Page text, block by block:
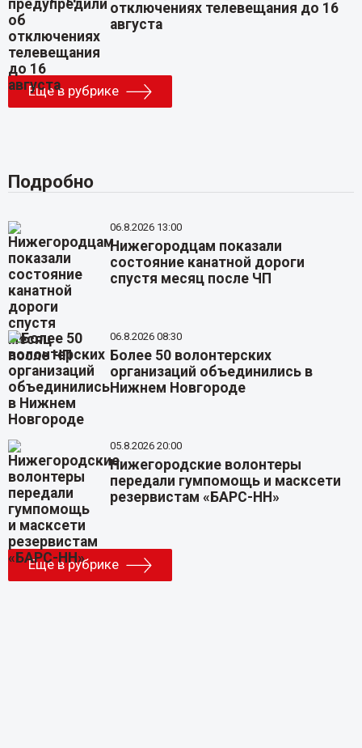
отключениях телевещания до 16
августа
Еще в рубрике
Подробно
06.8.2026 13:00
Нижегородцам показали
состояние канатной дороги
спустя месяц после ЧП
06.8.2026 08:30
Более 50 волонтерских
организаций объединились в
Нижнем Новгороде
05.8.2026 20:00
Нижегородские волонтеры
передали гумпомощь и масксети
резервистам «БАРС-НН»
Еще в рубрике